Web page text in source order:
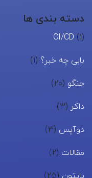
دسته بندی ها
CI/CD (1)
بابی چه خبر؟ (1)
جنگو (20)
داکر (3)
دوآپس (3)
مقالات (2)